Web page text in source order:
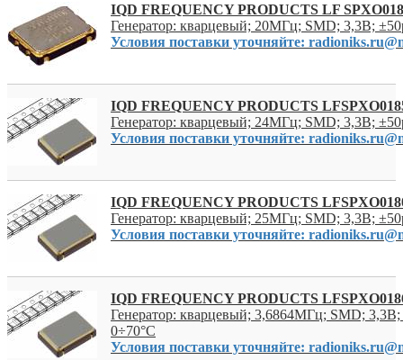
IQD FREQUENCY PRODUCTS LF
Генератор: кварцевый; 20МГц; SMD; 3,3В;
Условия поставки уточняйте:
IQD FREQUENCY PRODUCTS
Генератор: кварцевый; 24МГц; SMD; 3,3В;
Условия поставки уточняйте:
IQD FREQUENCY PRODUCTS
Генератор: кварцевый; 25МГц; SMD; 3,3В;
Условия поставки уточняйте:
IQD FREQUENCY PRODUCTS
Генератор: кварцевый; 3,6864МГц; SMD; 3,3В;
0÷70°C
Условия поставки уточняйте: